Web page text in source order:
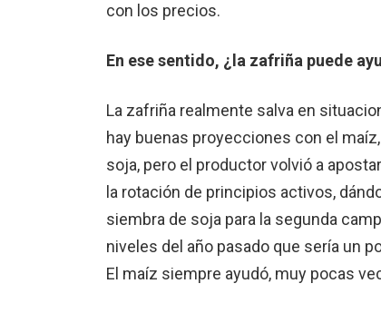
con los precios.
En ese sentido, ¿la zafriña puede
La zafriña realmente salva en
hay buenas proyecciones con el
soja, pero el productor volvió a
la rotación de principios activos,
siembra de soja para la segunda
niveles del año pasado que sería un
El maíz siempre ayudó, muy pocas